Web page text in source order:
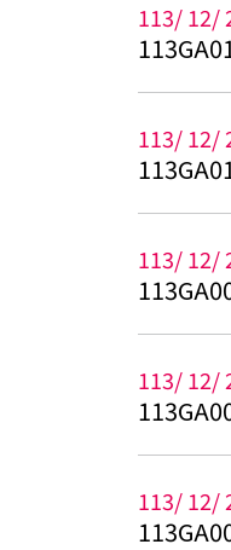
113/12/
113/12/
113/12/
113/12/
113/12/